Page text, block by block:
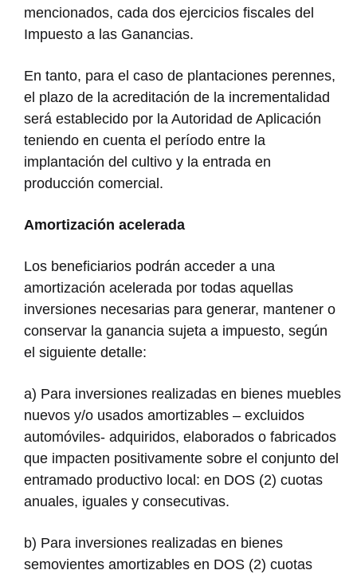
mencionados, cada dos ejercicios fiscales del
Impuesto a las Ganancias.
En tanto, para el caso de plantaciones perennes,
el plazo de la acreditación de la incrementalidad
será establecido por la Autoridad de Aplicación
teniendo en cuenta el período entre la
implantación del cultivo y la entrada en
producción comercial.
Amortización acelerada
Los beneficiarios podrán acceder a una
amortización acelerada por todas aquellas
inversiones necesarias para generar, mantener o
conservar la ganancia sujeta a impuesto, según
el siguiente detalle:
a) Para inversiones realizadas en bienes muebles
nuevos y/o usados amortizables – excluidos
automóviles- adquiridos, elaborados o fabricados
que impacten positivamente sobre el conjunto del
entramado productivo local: en DOS (2) cuotas
anuales, iguales y consecutivas.
b) Para inversiones realizadas en bienes
semovientes amortizables en DOS (2) cuotas